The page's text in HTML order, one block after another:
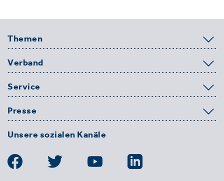
Themen
Verband
Service
Presse
Unsere sozialen Kanäle